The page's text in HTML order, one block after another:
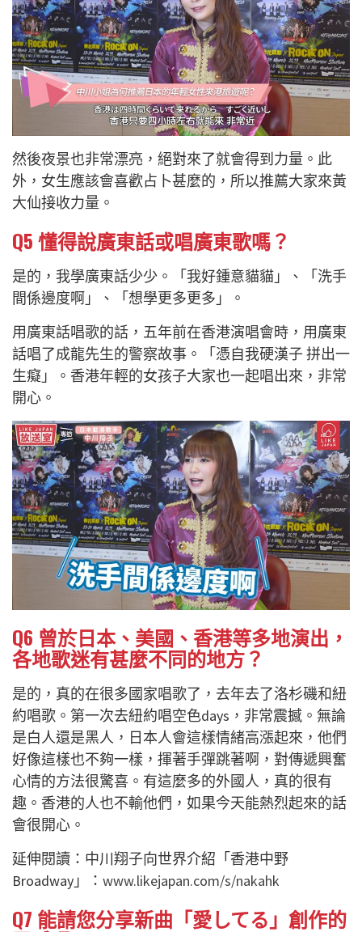
然後夜景也非常漂亮，絕對來了就會得到力量。此
外，女生應該會喜歡占卜甚麼的，所以推薦大家來黃
大仙接收力量。
Q5懂得說廣東話或唱廣東歌嗎？
是的，我學廣東話少少。「我好鍾意貓貓」、「洗手
間係邊度啊」、「想學更多更多」。
用廣東話唱歌的話，五年前在香港演唱會時，用廣東
話唱了成龍先生的警察故事。「憑自我硬漢子 拼出一
生癡」。香港年輕的女孩子大家也一起唱出來，非常
開心。
Q6 曾於日本、美國、香港等多地演出，
各地歌迷有甚麼不同的地方？
是的，真的在很多國家唱歌了，去年去了洛杉磯和紐
約唱歌。第一次去紐約唱空色days ，非常震撼。無論
是白人還是黑人，日本人會這樣情緒高漲起來，他們
好像這樣也不夠一樣，揮著手彈跳著啊，對傳遞興奮
心情的方法很驚喜。有這麼多的外國人，真的很有
趣。香港的人也不輸他們，如果今天能熱烈起來的話
會很開心。
延伸閱讀：中川翔子向世界介紹「香港中野
Broadway」： www.likejapan.com/s/nakahk
Q7 能請您分享新曲「愛してる」創作的